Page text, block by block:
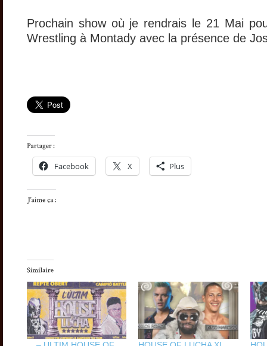
Prochain show où je rendrais le 21 Mai
Wrestling à Montady avec la présence de
Facebook X Plus